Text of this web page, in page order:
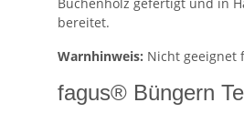
bereitet.
Warnhinweis: Nicht geeignet
fagus® Büngern